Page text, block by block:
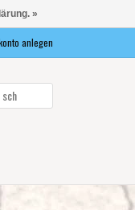
anlegen
»